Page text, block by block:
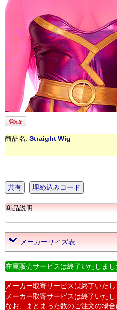
商品名: Straight Wig
共有 埋め込みコード
商品説明
メーカーサイズ表
在庫販売サービスは終了いたしまし
メーカー取寄サービスは終了いたし
メーカー取寄サービスは終了いた
なお、まとまった数のご注文の場